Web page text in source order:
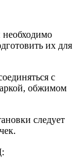
необходимо
их для
с
обжимом
следует